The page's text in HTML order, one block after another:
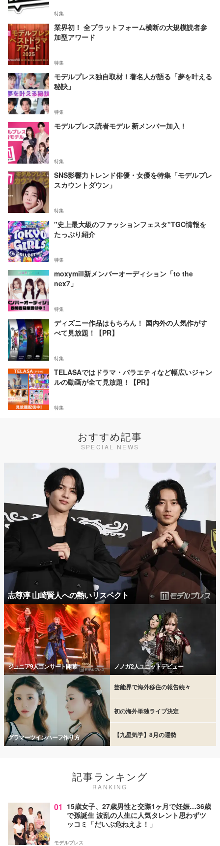
特集
業界初！ 全プラットフォーム横断の大規模読者参
加型アワード
特集
モデルプレス独自取材！著名人が語る「夢を叶える
秘訣」
特集
モデルプレス読者モデル 新メンバー加入！
特集
SNS影響力トレンド俳優・女優を特集「モデルプレ
スカウントダウン」
特集
"史上最大級のファッションフェスタ"TGC情報を
たっぷり紹介
特集
moxymill新メンバーオーディション「to the
nex7」
特集
ディズニー作品はもちろん！ 国内外の人気作がす
べて見放題！【PR】
特集
TELASAではドラマ・バラエティなど幅広いジャン
ルの動画が全て見放題！【PR】
特集
おすすめ記事
SPECIAL NEWS
志尊淳 山崎賢人への熱いリスペクト
ジュニア9人コンサート開幕 ノノガ2人ユニットデビュー
グラマーツインハーフ作り方
芸能界で海外移住の報告続々
初の海外単独ライブ決定
【九星気学】8月の運勢
記事ランキング
RANKING
01 15歳女子、27歳男性と交際1ヶ月で妊娠…36歳
で孫誕生 波乱の人生に人気タレント思わずツ
ッコミ「だいぶ危ねえよ！」
モデルプレス